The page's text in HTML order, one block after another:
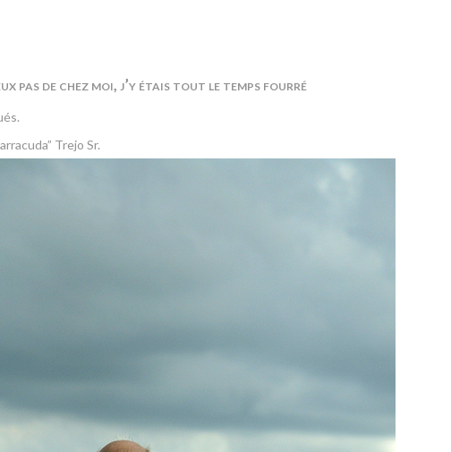
pas de chez moi, j’y étais tout le temps fourré
Trejo Sr.